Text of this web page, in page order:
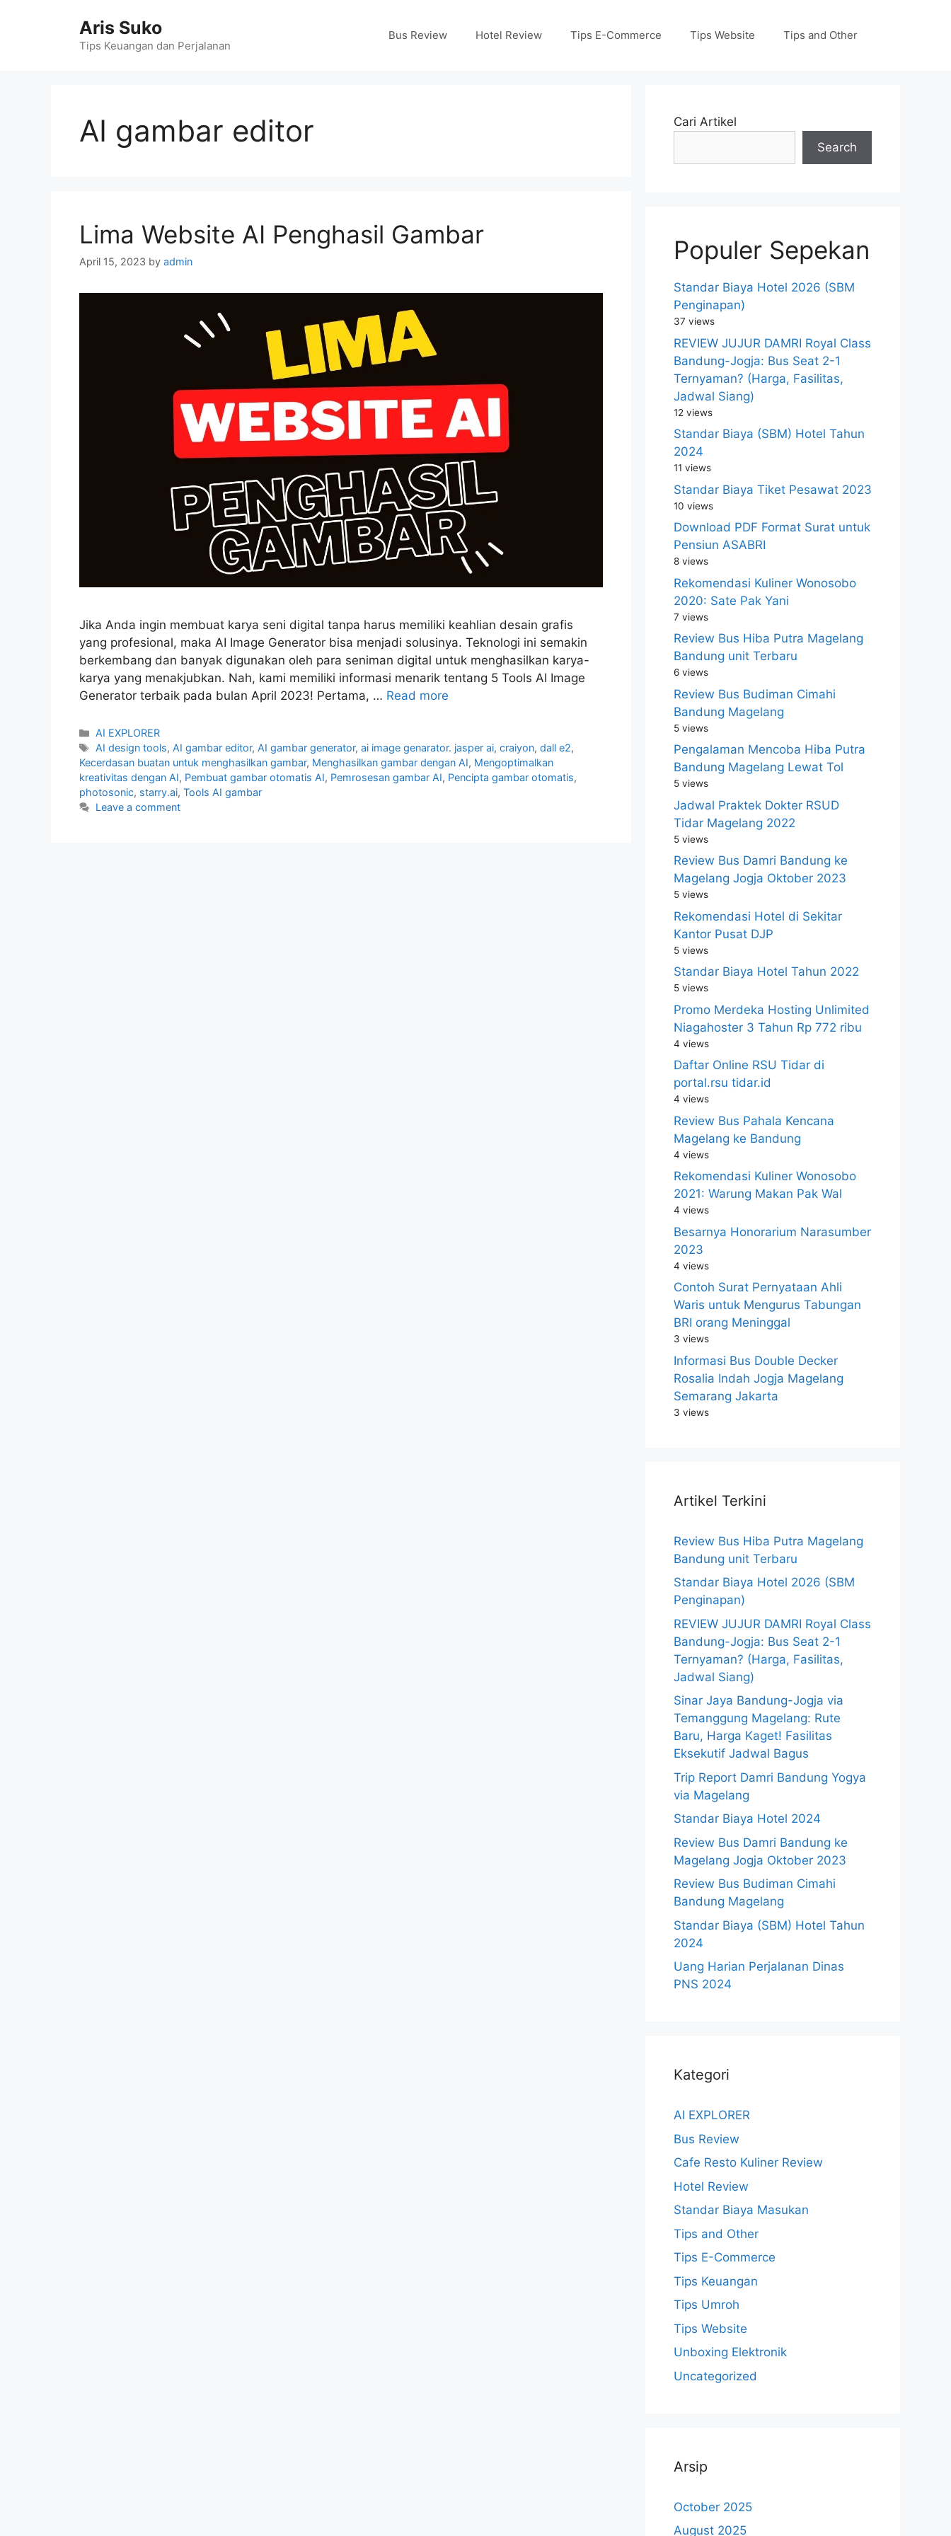
Aris Suko
Tips Keuangan dan Perjalanan
Bus Review Hotel Review Tips E-Commerce Tips Website Tips and Other
AI gambar editor
Lima Website AI Penghasil Gambar
April 15, 2023 by admin
Jika Anda ingin membuat karya seni digital tanpa harus memiliki keahlian desain grafis
yang profesional, maka AI Image Generator bisa menjadi solusinya. Teknologi ini semakin
berkembang dan banyak digunakan oleh para seniman digital untuk menghasilkan karya-
karya yang menakjubkan. Nah, kami memiliki informasi menarik tentang 5 Tools AI Image
Generator terbaik pada bulan April 2023! Pertama, … Read more
Categories
AI EXPLORER
Tags
AI design tools, AI gambar editor, AI gambar generator,ai image genarator. jasper ai,craiyon,dall e2,
Kecerdasan buatan untuk menghasilkan gambar, Menghasilkan gambar dengan AI, Mengoptimalkan
kreativitas dengan AI, Pembuat gambar otomatis AI, Pemrosesan gambar AI, Pencipta gambar otomatis,
photosonic, starry.ai, Tools AI gambar
Leave a comment
Cari Artikel
Search
Populer Sepekan
Standar Biaya Hotel 2026 (SBM
Penginapan)
37 views
REVIEW JUJUR DAMRI Royal Class
Bandung-Jogja: Bus Seat 2-1
Ternyaman? (Harga, Fasilitas,
Jadwal Siang)
12 views
Standar Biaya (SBM) Hotel Tahun
2024
11 views
Standar Biaya Tiket Pesawat 2023
10 views
Download PDF Format Surat untuk
Pensiun ASABRI
8 views
Rekomendasi Kuliner Wonosobo
2020: Sate Pak Yani
7 views
Review Bus Hiba Putra Magelang
Bandung unit Terbaru
6 views
Review Bus Budiman Cimahi
Bandung Magelang
5 views
Pengalaman Mencoba Hiba Putra
Bandung Magelang Lewat Tol
5 views
Jadwal Praktek Dokter RSUD
Tidar Magelang 2022
5 views
Review Bus Damri Bandung ke
Magelang Jogja Oktober 2023
5 views
Rekomendasi Hotel di Sekitar
Kantor Pusat DJP
5 views
Standar Biaya Hotel Tahun 2022
5 views
Promo Merdeka Hosting Unlimited
Niagahoster 3 Tahun Rp 772 ribu
4 views
Daftar Online RSU Tidar di
portal.rsu tidar.id
4 views
Review Bus Pahala Kencana
Magelang ke Bandung
4 views
Rekomendasi Kuliner Wonosobo
2021: Warung Makan Pak Wal
4 views
Besarnya Honorarium Narasumber
2023
4 views
Contoh Surat Pernyataan Ahli
Waris untuk Mengurus Tabungan
BRI orang Meninggal
3 views
Informasi Bus Double Decker
Rosalia Indah Jogja Magelang
Semarang Jakarta
3 views
Artikel Terkini
Review Bus Hiba Putra Magelang
Bandung unit Terbaru
Standar Biaya Hotel 2026 (SBM
Penginapan)
REVIEW JUJUR DAMRI Royal Class
Bandung-Jogja: Bus Seat 2-1
Ternyaman? (Harga, Fasilitas,
Jadwal Siang)
Sinar Jaya Bandung-Jogja via
Temanggung Magelang: Rute
Baru, Harga Kaget! Fasilitas
Eksekutif Jadwal Bagus
Trip Report Damri Bandung Yogya
via Magelang
Standar Biaya Hotel 2024
Review Bus Damri Bandung ke
Magelang Jogja Oktober 2023
Review Bus Budiman Cimahi
Bandung Magelang
Standar Biaya (SBM) Hotel Tahun
2024
Uang Harian Perjalanan Dinas
PNS 2024
Kategori
AI EXPLORER
Bus Review
Cafe Resto Kuliner Review
Hotel Review
Standar Biaya Masukan
Tips and Other
Tips E-Commerce
Tips Keuangan
Tips Umroh
Tips Website
Unboxing Elektronik
Uncategorized
Arsip
October 2025
August 2025